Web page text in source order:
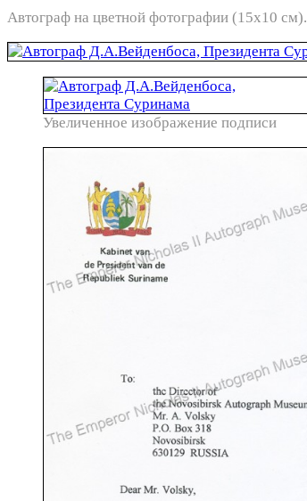
Автограф на цветной фотографии (15х10 см).
Увеличенное изображение подписи